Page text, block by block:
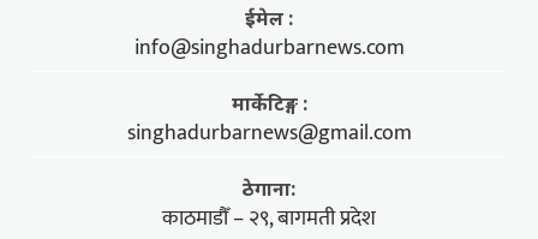
ईमेल :
info@singhadurbarnews.com
मार्केटिङ्ग :
singhadurbarnews@gmail.com
ठेगाना:
काठमाडौँ – २९, बागमती प्रदेश